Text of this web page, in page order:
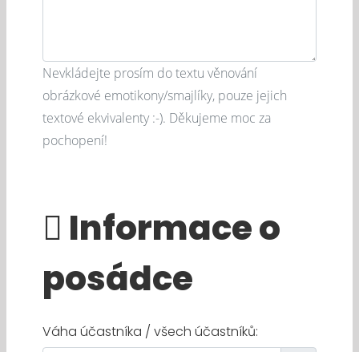
Nevkládejte prosím do textu věnování
obrázkové emotikony/smajlíky, pouze jejich
textové ekvivalenty :-). Děkujeme moc za
pochopení!
Informace o
posádce
Váha účastníka / všech účastníků: